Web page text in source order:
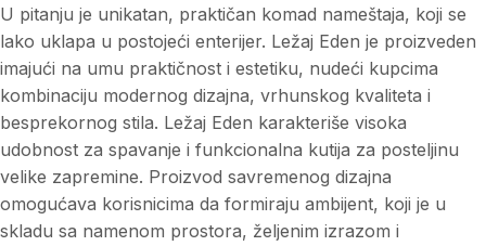
U pitanju je unikatan, praktičan komad nameštaja, koji se
lako uklapa u postojeći enterijer. Ležaj Eden je proizveden
imajući na umu praktičnost i estetiku, nudeći kupcima
kombinaciju modernog dizajna, vrhunskog kvaliteta i
besprekornog stila. Ležaj Eden karakteriše visoka
udobnost za spavanje i funkcionalna kutija za posteljinu
velike zapremine. Proizvod savremenog dizajna
omogućava korisnicima da formiraju ambijent, koji je u
skladu sa namenom prostora, željenim izrazom i